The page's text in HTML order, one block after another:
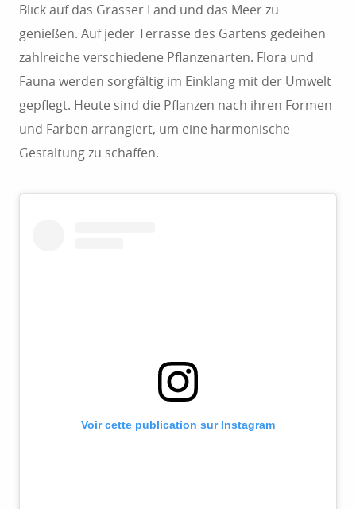
Blick auf das Grasser Land und das Meer zu
genießen. Auf jeder Terrasse des Gartens gedeihen
zahlreiche verschiedene Pflanzenarten. Flora und
Fauna werden sorgfältig im Einklang mit der Umwelt
gepflegt. Heute sind die Pflanzen nach ihren Formen
und Farben arrangiert, um eine harmonische
Gestaltung zu schaffen.
Voir cette publication sur Instagram